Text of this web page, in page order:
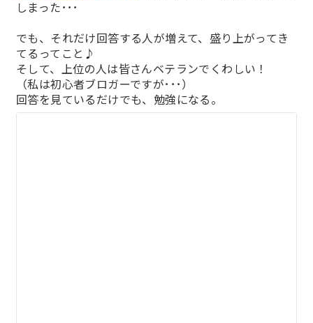
しまった･･･
でも、それだけ回答する人が増えて、盛り上がってき
てるってこと♪
そして、上位の人は皆さんベテランでくわしい！
（私は初心者ブロガーですが･･･）
回答を見ているだけでも、勉強になる。